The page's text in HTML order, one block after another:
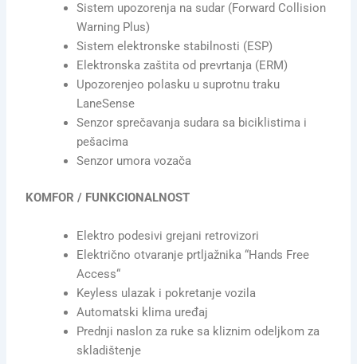
Sistem upozorenja na sudar (Forward Collision
Warning Plus)
Sistem elektronske stabilnosti (ESP)
Elektronska zaštita od prevrtanja (ERM)
Upozorenjeo polasku u suprotnu traku
LaneSense
Senzor sprečavanja sudara sa biciklistima i
pešacima
Senzor umora vozača
KOMFOR / FUNKCIONALNOST
Elektro podesivi grejani retrovizori
Električno otvaranje prtljažnika “Hands Free
Access“
Keyless ulazak i pokretanje vozila
Automatski klima uređaj
Prednji naslon za ruke sa kliznim odeljkom za
skladištenje